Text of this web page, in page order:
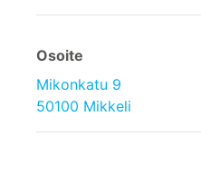
Osoite
Mikonkatu 9
50100 Mikkeli